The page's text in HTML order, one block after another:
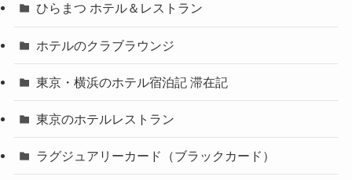
ひらまつ ホテル＆レストラン
ホテルのクラブラウンジ
東京・横浜のホテル宿泊記 滞在記
東京のホテルレストラン
ラグジュアリーカード（ブラックカード）